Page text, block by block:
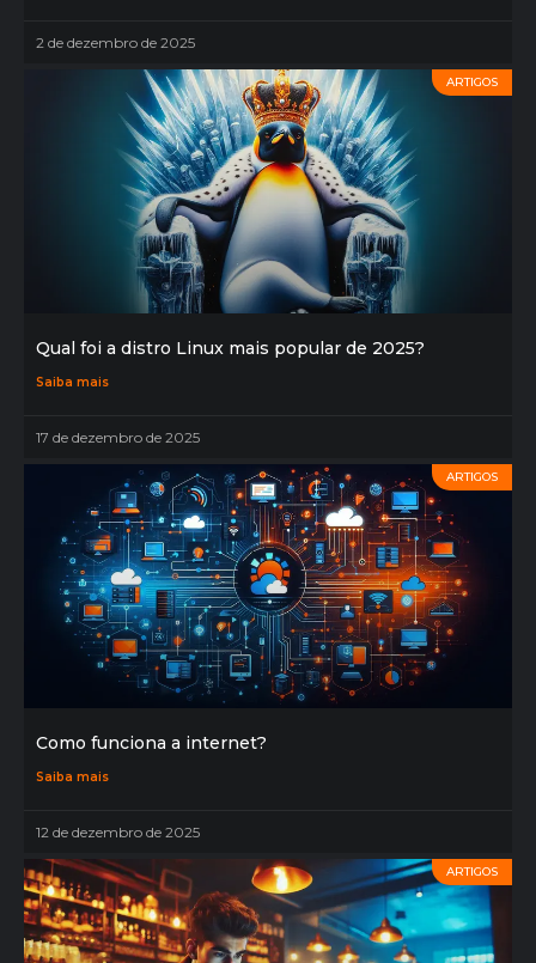
2 de dezembro de 2025
ARTIGOS
Qual foi a distro Linux mais popular de 2025?
Saiba mais
17 de dezembro de 2025
ARTIGOS
Como funciona a internet?
Saiba mais
12 de dezembro de 2025
ARTIGOS